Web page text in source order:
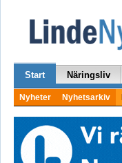
Start Näringsliv
Nyheter Nyhetsarkiv